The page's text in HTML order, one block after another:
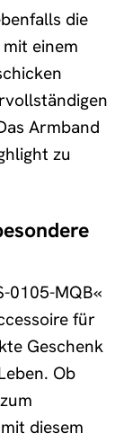
die
einem
Armband
zu
0105-MQB«
für
Geschenk
Ob
diesem